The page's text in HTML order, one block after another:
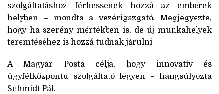
szolgáltatáshoz férhessenek hozzá az emberek
helyben – mondta a vezérigazgató. Megjegyezte,
hogy ha szerény mértékben is, de új munkahelyek
teremtéséhez is hozzá tudnak járulni.
A Magyar Posta célja, hogy innovatív és
ügyfélközpontú szolgáltató legyen – hangsúlyozta
Schmidt Pál.